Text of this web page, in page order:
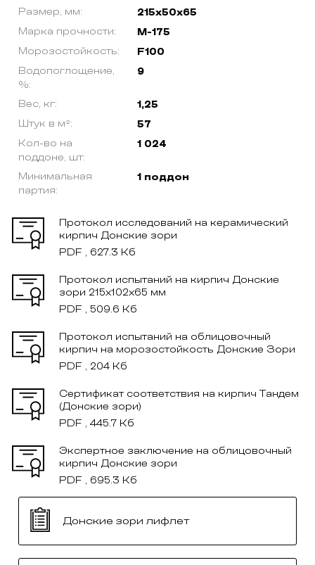
Размер, мм: 215х50х65
Марка прочности: М-175
Морозостойкость: F100
Водопоглощение,
%:
9
Вес, кг: 1,25
Штук в м²: 57
Кол-во на
поддоне, шт:
1 024
Минимальная
партия:
1 поддон
Протокол исследований на керамический
кирпич Донские зори
PDF , 627.3 Кб
Протокол испытаний на кирпич Донские
зори 215x102x65 мм
PDF , 509.6 Кб
Протокол испытаний на облицовочный
кирпич на морозостойкость Донские Зори
PDF , 204 Кб
Сертификат соответствия на кирпич Тандем
(Донские зори)
PDF , 445.7 Кб
Экспертное заключение на облицовочный
кирпич Донские зори
PDF , 695.3 Кб
Донские зори лифлет